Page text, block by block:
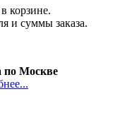
корзине.
и суммы заказа.
по Москве